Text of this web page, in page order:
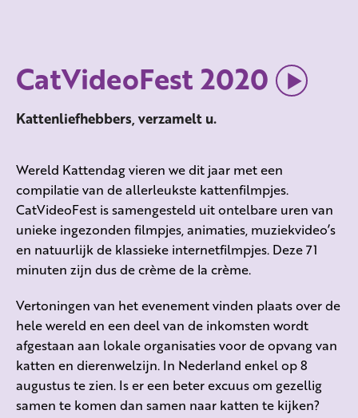
CatVideoFest 2020
Kattenliefhebbers, verzamelt u.
Wereld Kattendag vieren we dit jaar met een
compilatie van de allerleukste kattenfilmpjes.
CatVideoFest is samengesteld uit ontelbare uren van
unieke ingezonden filmpjes, animaties, muziekvideo’s
en natuurlijk de klassieke internetfilmpjes. Deze 71
minuten zijn dus de crème de la crème.
Vertoningen van het evenement vinden plaats over de
hele wereld en een deel van de inkomsten wordt
afgestaan aan lokale organisaties voor de opvang van
katten en dierenwelzijn. In Nederland enkel op 8
augustus te zien. Is er een beter excuus om gezellig
samen te komen dan samen naar katten te kijken?